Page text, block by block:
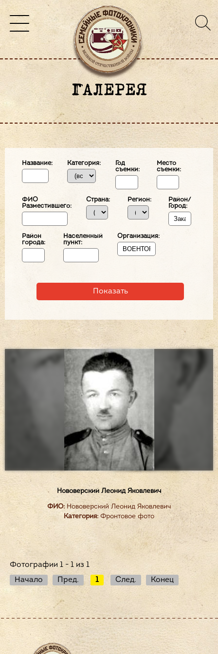
ГАЛЕРЕЯ
Название: Категория:
Год
съемки:
Место
съемки:
ФИО
Разместившего:
Страна: Регион:
Район/
Город:
Район
города:
Населенный
пункт:
Организация:
Нововерский Леонид Яковлевич
ФИО: Нововерский Леонид Яковлевич
Категория: Фронтовое фото
Фотографии 1 - 1 из 1
Начало
Пред. 1 След. Конец